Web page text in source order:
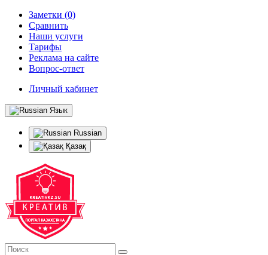
Заметки (0)
Сравнить
Наши услуги
Тарифы
Реклама на сайте
Вопрос-ответ
Личный кабинет
Язык
Russian
Қазақ